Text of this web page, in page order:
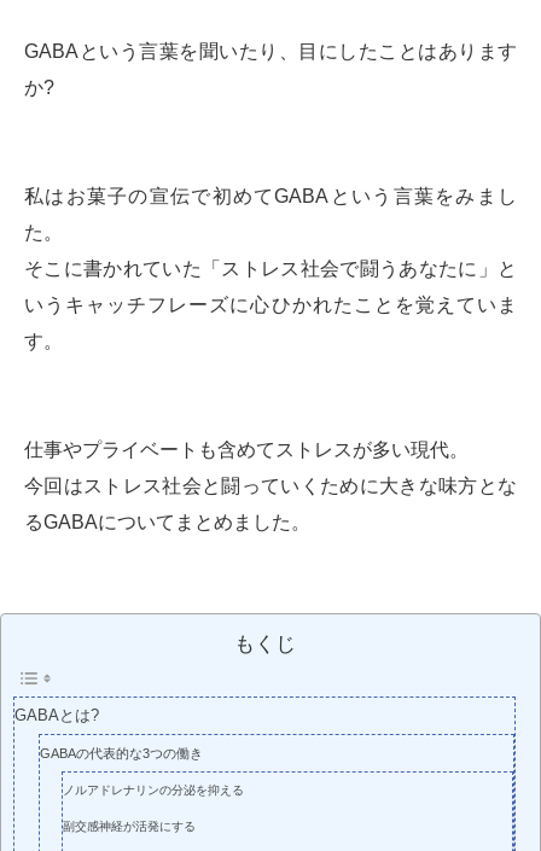
GABAという言葉を聞いたり、目にしたことはあります
か?
私はお菓子の宣伝で初めてGABAという言葉をみまし
た。
そこに書かれていた「ストレス社会で闘うあなたに」と
いうキャッチフレーズに心ひかれたことを覚えていま
す。
仕事やプライベートも含めてストレスが多い現代。
今回はストレス社会と闘っていくために大きな味方とな
るGABAについてまとめました。
もくじ
GABAとは?
GABAの代表的な3つの働き
ノルアドレナリンの分泌を抑える
副交感神経が活発にする